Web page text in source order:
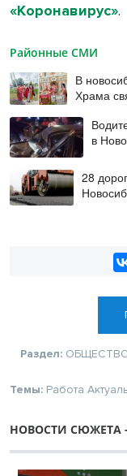
«Коронавирус».
Районные СМИ
В
Храма
в
28
Раздел:
Темы: Работа
НОВОСТИ СЮЖЕТА